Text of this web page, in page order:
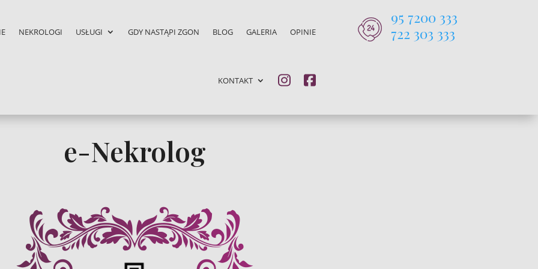
NEKROLOGI USŁUGI GDY NASTĄPI ZGON BLOG GALERIA OPINIE
KONTAKT
95 7200 333
722 303 333
e-Nekrolog